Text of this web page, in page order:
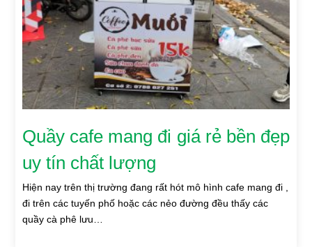
Quầy cafe mang đi giá rẻ bền đẹp
uy tín chất lượng
Hiện nay trên thị trường đang rất hót mô hình cafe mang đi ,
đi trên các tuyến phố hoặc các nẻo đường đều thấy các
quầy cà phê lưu…